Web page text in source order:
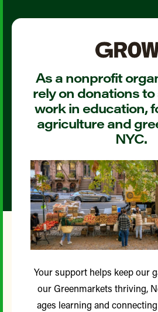
As a nonprofit
rely on donations
work in education,
agriculture and
NYC.
Your support helps keep our
our Greenmarkets thriving,
ages learning and